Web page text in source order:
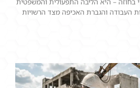
העבודה והגברת האכיפה מצד הרשויות